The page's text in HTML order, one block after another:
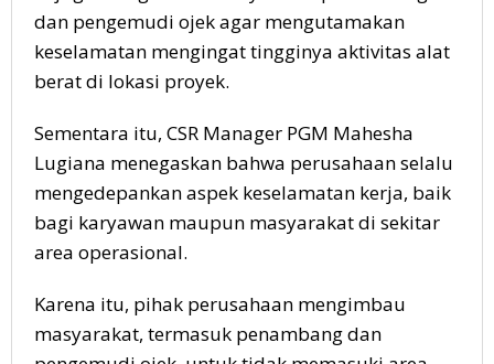
dan pengemudi ojek agar mengutamakan
keselamatan mengingat tingginya aktivitas alat
berat di lokasi proyek.
Sementara itu, CSR Manager PGM Mahesha
Lugiana menegaskan bahwa perusahaan selalu
mengedepankan aspek keselamatan kerja, baik
bagi karyawan maupun masyarakat di sekitar
area operasional.
Karena itu, pihak perusahaan mengimbau
masyarakat, termasuk penambang dan